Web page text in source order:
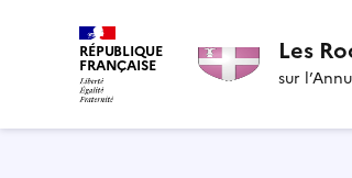
RÉPUBLIQUE
FRANÇAISE Les
sur